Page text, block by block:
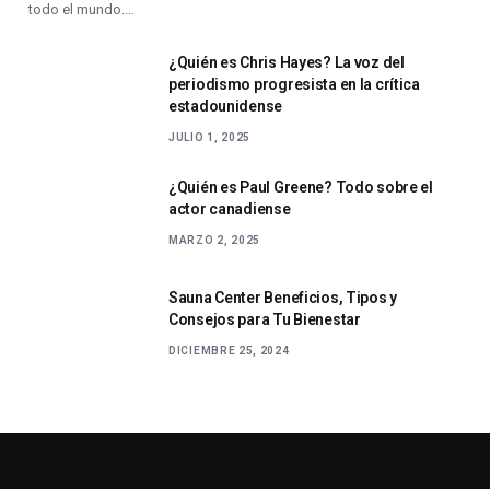
todo el mundo.…
¿Quién es Chris Hayes? La voz del
periodismo progresista en la crítica
estadounidense
JULIO 1, 2025
¿Quién es Paul Greene? Todo sobre el
actor canadiense
MARZO 2, 2025
Sauna Center Beneficios, Tipos y
Consejos para Tu Bienestar
DICIEMBRE 25, 2024